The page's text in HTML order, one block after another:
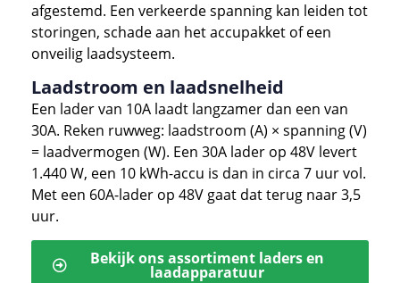
afgestemd. Een verkeerde spanning kan leiden tot
storingen, schade aan het accupakket of een
onveilig laadsysteem.
Laadstroom en laadsnelheid
Een lader van 10A laadt langzamer dan een van
30A. Reken ruwweg: laadstroom (A) × spanning (V)
= laadvermogen (W). Een 30A lader op 48V levert
1.440 W, een 10 kWh-accu is dan in circa 7 uur vol.
Met een 60A-lader op 48V gaat dat terug naar 3,5
uur.
Bekijk ons assortiment laders en
laadapparatuur